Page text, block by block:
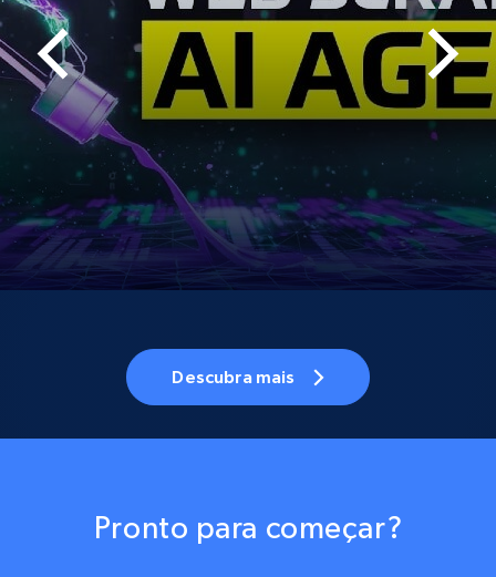
Descubra mais
Pronto para começar?